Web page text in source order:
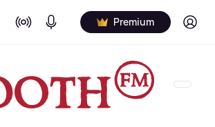
On Air Podcasts Premium Log in